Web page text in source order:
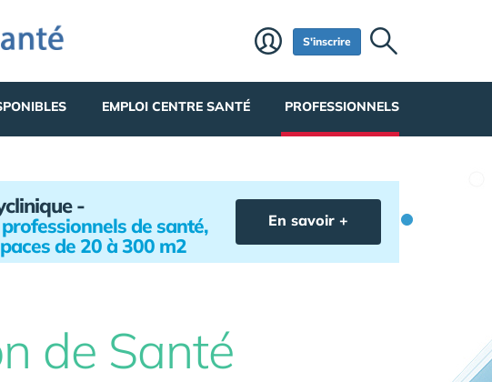
S'inscrire
EMPLOI CENTRE SANTÉ PROFESSIONNELS
-
de santé,
de 20 à 300 m2
En savoir +
de Santé